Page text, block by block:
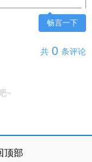
畅言一下
共 0 条评论
~
顶部